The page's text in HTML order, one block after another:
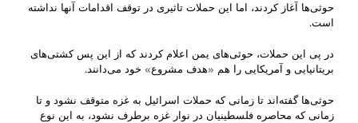
حوثی‌ها آغاز کردند، اما این حملات تاثیری در توقف اقدامات آنها نداشته
است.
در پی این حملات، حوثی‌های یمن اعلام کردند که از این پس کشتی‌های
بریتانیایی و آمریکایی را هم «هدف مشروع» خود می‌دانند.
حوثی‌ها گفته‌اند تا زمانی که حملات اسرائیل به غزه متوقف نشود و تا
زمانی که محاصره فلسطینیان در نوار غزه برطرف نشود، به این نوع